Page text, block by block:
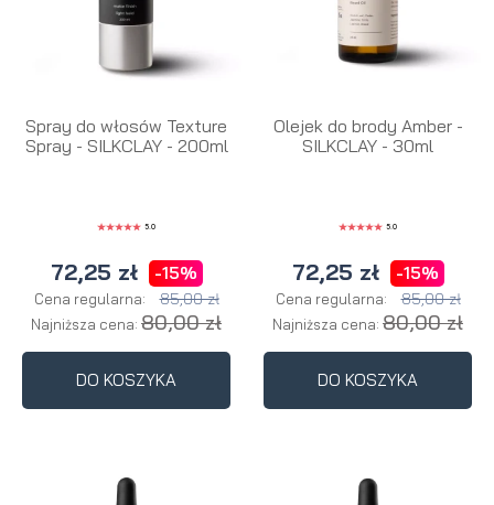
Spray do włosów Texture
Spray - SILKCLAY - 200ml
5.0
72,25 zł -15%
Cena regularna: 85,00 zł
Najniższa cena: 80,00 zł
DO KOSZYKA
Olejek do brody Amber -
SILKCLAY - 30ml
5.0
72,25 zł -15%
Cena regularna: 85,00 zł
Najniższa cena: 80,00 zł
DO KOSZYKA